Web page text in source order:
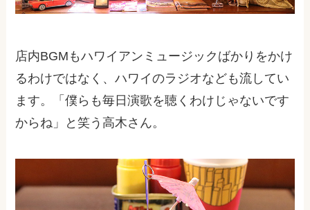
店内BGMもハワイアンミュージックばかりをかけ
るわけではなく、ハワイのラジオなども流してい
ます。「僕らも毎日演歌を聴くわけじゃないです
からね」と笑う高木さん。